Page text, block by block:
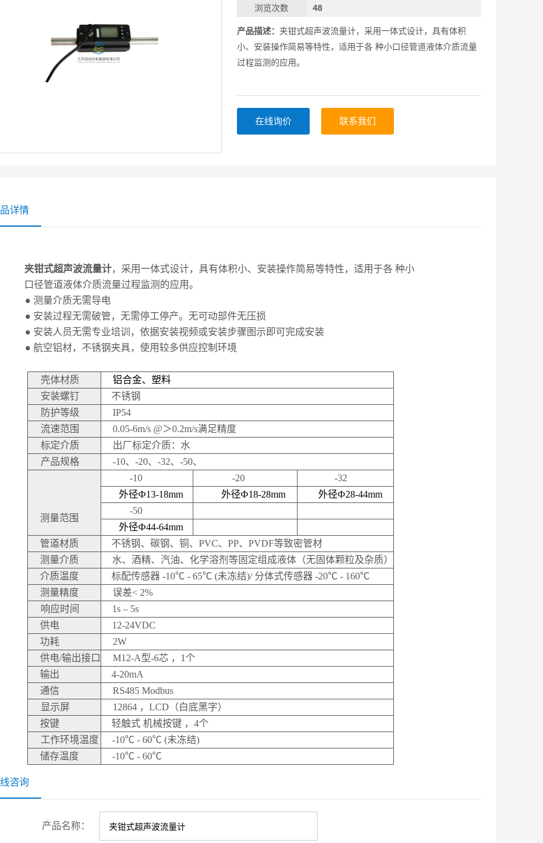
浏览次数
48
产品描述： 夹钳式超声波流量计，采用一体式设计，具有体积
小、安装操作简易等特性，适用于各 种小口径管道液体介质流量
过程监测的应用。
在线询价 联系我们
详情
夹钳式超声波流量计，采用一体式设计，具有体积小、安装操作简易等特性，适用于各 种小
口径管道液体介质流量过程监测的应用。
● 测量介质无需导电
● 安装过程无需破管，无需停工停产。无可动部件无压损
● 安装人员无需专业培训，依据安装视频或安装步骤图示即可完成安装
● 航空铝材，不锈钢夹具，使用较多供应控制环境
壳体材质
铝合金、塑料
安装螺钉
不锈钢
防护等级
IP54
流速范围
0.05-6m/s @＞0.2m/s满足精度
标定介质
出厂标定介质：水
产品规格
-10、-20、-32、-50、
测量范围
-10 -20
-32
外径Ф13-18mm 外径Ф18-28mm 外径Ф28-44mm
-50
外径Ф44-64mm
管道材质
不锈钢、碳钢、铜、 PVC、PP、PVDF等致密管材
测量介质
水、酒精、汽油、化学溶剂等固定组成液体（无固体颗粒及杂质）
介质温度
标配传感器 -10℃ - 65℃ (未冻结)/ 分体式传感器 -20℃ - 160℃
测量精度
误差< 2%
响应时间
1s – 5s
供电
12-24VDC
功耗
2W
供电/输出接口 M12-A型-6芯 ， 1个
输出
4-20mA
通信
RS485 Modbus
显示屏
12864 ，LCD（白底黑字）
按键
轻触式 机械按键 ，4个
工作环境温度
-10℃ - 60℃ (未冻结)
储存温度
-10℃ - 60℃
咨询
产品名称：